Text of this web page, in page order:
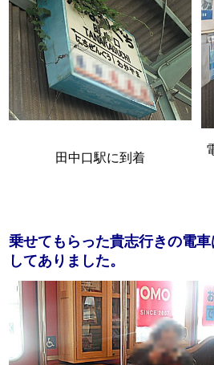
田中口駅に到着
乗せてもらった貴志行きの電
してありました。